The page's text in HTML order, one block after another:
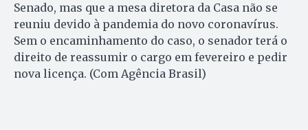
Senado, mas que a mesa diretora da Casa não se
reuniu devido à pandemia do novo coronavírus.
Sem o encaminhamento do caso, o senador terá o
direito de reassumir o cargo em fevereiro e pedir
nova licença. (Com Agência Brasil)